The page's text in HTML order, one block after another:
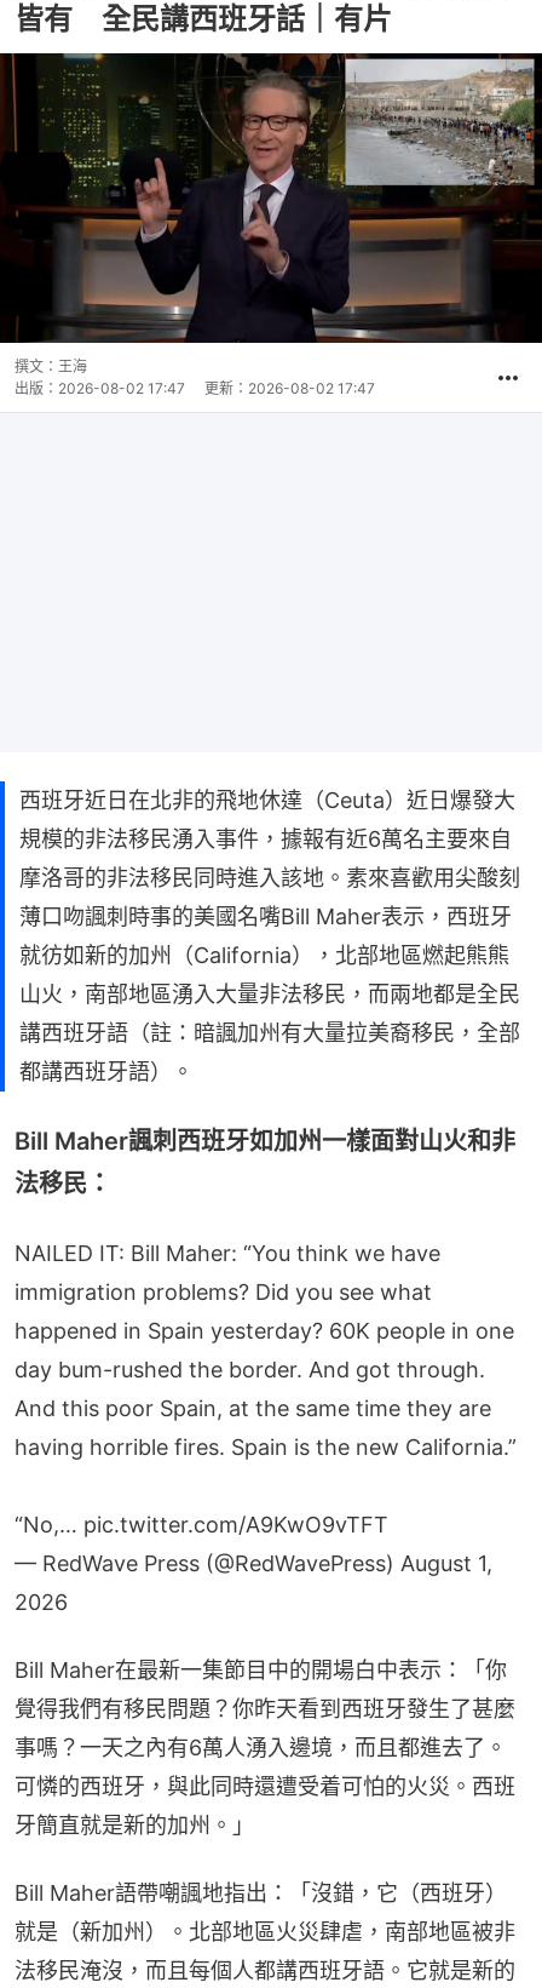
皆有 全民講西班牙話｜有片
撰文： 王海
出版： 2026-08-02 17:47 更新： 2026-08-02 17:47
西班牙近日在北非的飛地休達（Ceuta）近日爆發大
規模的非法移民湧入事件，據報有近6萬名主要來自
摩洛哥的非法移民同時進入該地。素來喜歡用尖酸刻
薄口吻諷刺時事的美國名嘴Bill Maher表示，西班牙
就彷如新的加州（California），北部地區燃起熊熊
山火，南部地區湧入大量非法移民，而兩地都是全民
講西班牙語（註：暗諷加州有大量拉美裔移民，全部
都講西班牙語）。
Bill Maher諷刺西班牙如加州一樣面對山火和非
法移民：
NAILED IT: Bill Maher: “You think we have
immigration problems? Did you see what
happened in Spain yesterday? 60K people in one
day bum-rushed the border. And got through.
And this poor Spain, at the same time they are
having horrible fires. Spain is the new California.”
“No,… pic.twitter.com/A9KwO9vTFT
— RedWave Press (@RedWavePress) August 1,
2026
Bill Maher在最新一集節目中的開場白中表示：「你
覺得我們有移民問題？你昨天看到西班牙發生了甚麼
事嗎？一天之內有6萬人湧入邊境，而且都進去了。
可憐的西班牙，與此同時還遭受着可怕的火災。西班
牙簡直就是新的加州。」
Bill Maher語帶嘲諷地指出：「沒錯，它（西班牙）
就是（新加州）。北部地區火災肆虐，南部地區被非
法移民淹沒，而且每個人都講西班牙語。它就是新的